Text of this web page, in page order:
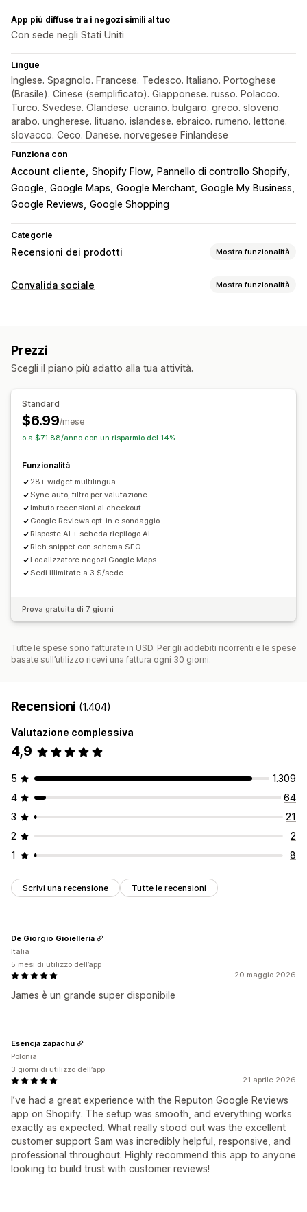
App più diffuse tra i negozi simili al tuo
Con sede negli Stati Uniti
Lingue
Inglese. Spagnolo. Francese. Tedesco. Italiano. Portoghese
(Brasile). Cinese (semplificato). Giapponese. russo. Polacco.
Turco. Svedese. Olandese. ucraino. bulgaro. greco. sloveno.
arabo. ungherese. lituano. islandese. ebraico. rumeno. lettone.
slovacco. Ceco. Danese. norvegesee Finlandese
Funziona con
Account cliente Shopify Flow
Pannello di controllo Shopify
Google Google Maps Google Merchant Google My Business
Google Reviews Google Shopping
Categorie
Recensioni dei prodotti Mostra funzionalità
Opzioni di visualizzazione
Recensioni in evidenza
Pop-up
Moduli
Importazione ed esportazione
Automazioni
Convalida sociale Mostra funzionalità
Analisi
Monitoraggio del coinvolgimento
Prezzi
Scegli il piano più adatto alla tua attività.
Standard
$6.99/mese
o a $71.88/anno con un risparmio del 14%
Funzionalità
28+ widget multilingua
Sync auto, filtro per valutazione
Imbuto recensioni al checkout
Google Reviews opt-in e sondaggio
Risposte AI + scheda riepilogo AI
Rich snippet con schema SEO
Localizzatore negozi Google Maps
Sedi illimitate a 3 $/sede
Prova gratuita di 7 giorni
Tutte le spese sono fatturate in USD. Per gli addebiti ricorrenti e le spese
basate sull’utilizzo ricevi una fattura ogni 30 giorni.
Recensioni (1.404)
Valutazione complessiva
4,9
5
1.309
4
64
3
21
2
2
1
8
Scrivi una recensione Tutte le recensioni
20 maggio 2026
James è un grande super disponibile
De Giorgio Gioielleria
Italia
5 mesi di utilizzo dell’app
21 aprile 2026
I’ve had a great experience with the Reputon Google Reviews
app on Shopify. The setup was smooth, and everything works
exactly as expected. What really stood out was the excellent
customer support Sam was incredibly helpful, responsive, and
professional throughout. Highly recommend this app to anyone
looking to build trust with customer reviews!
Esencja zapachu
Polonia
3 giorni di utilizzo dell’app